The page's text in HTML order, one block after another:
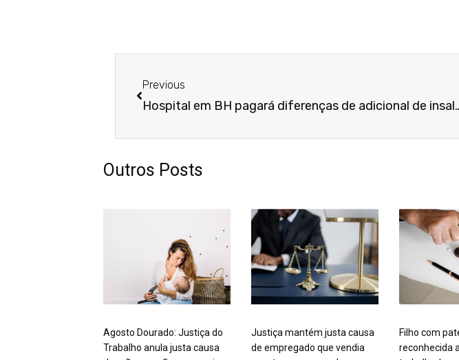
Previous
Hospital em BH pagará diferenças
Outros Posts
Agosto Dourado: Justiça do
Trabalho anula justa causa
Justiça mantém justa causa
de empregado que vendia
Filho com
reconhecida